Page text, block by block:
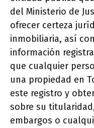
del Ministerio de
ofrecer certeza
inmobiliaria, así
información
que cualquier
una propiedad en
este registro y
sobre su
embargos o